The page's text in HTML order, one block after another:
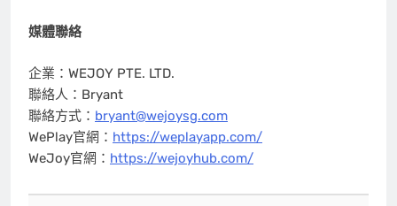
媒體聯絡
企業：WEJOY PTE. LTD.
聯絡人：Bryant
聯絡方式： bryant@wejoysg.com
WePlay官網： https://weplayapp.com/
WeJoy官網： https://wejoyhub.com/